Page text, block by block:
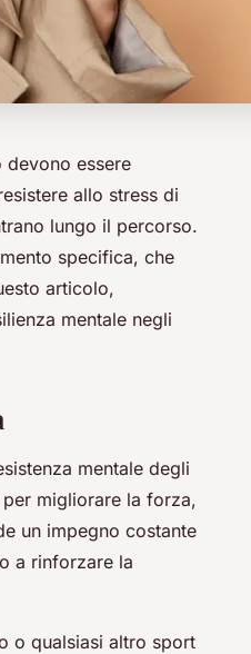
devono essere
allo stress di
lungo il percorso.
specifica, che
articolo,
mentale negli
mentale degli
migliorare la forza,
un impegno costante
a rinforzare la
o qualsiasi altro sport